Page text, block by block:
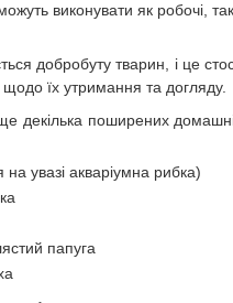
виконувати як робочі,
добробуту тварин, і це
щодо їх утримання та догляду.
декілька поширених
увазі акваріумна рибка)
папуга